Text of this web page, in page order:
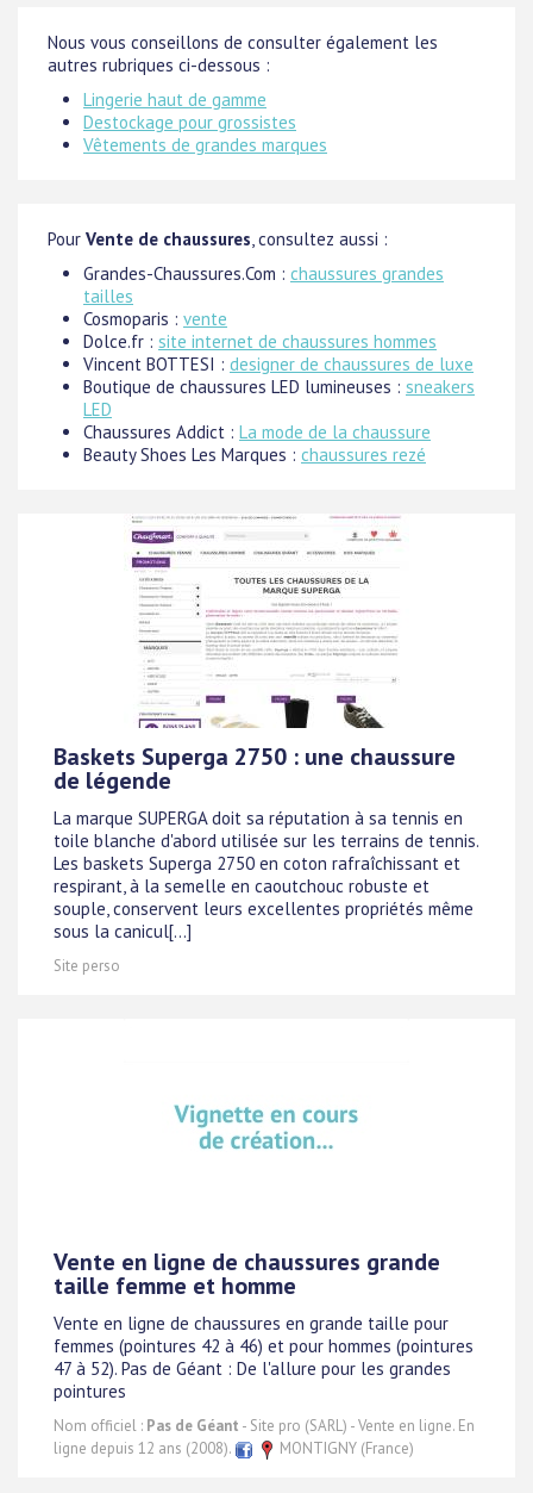
Nous vous conseillons de consulter également les
autres rubriques ci-dessous :
Lingerie haut de gamme
Destockage pour grossistes
Vêtements de grandes marques
Pour Vente de chaussures, consultez aussi :
Grandes-Chaussures.Com : chaussures grandes
tailles
Cosmoparis : vente
Dolce.fr : site internet de chaussures hommes
Vincent BOTTESI : designer de chaussures de luxe
Boutique de chaussures LED lumineuses : sneakers
LED
Chaussures Addict : La mode de la chaussure
Beauty Shoes Les Marques : chaussures rezé
Baskets Superga 2750 : une chaussure
de légende
La marque SUPERGA doit sa réputation à sa tennis en
toile blanche d'abord utilisée sur les terrains de tennis.
Les baskets Superga 2750 en coton rafraîchissant et
respirant, à la semelle en caoutchouc robuste et
souple, conservent leurs excellentes propriétés même
sous la canicul[...]
Site perso
Vente en ligne de chaussures grande
taille femme et homme
Vente en ligne de chaussures en grande taille pour
femmes (pointures 42 à 46) et pour hommes (pointures
47 à 52). Pas de Géant : De l'allure pour les grandes
pointures
Nom officiel : Pas de Géant - Site pro (SARL) - Vente en ligne. En
ligne depuis 12 ans (2008).
MONTIGNY (France)